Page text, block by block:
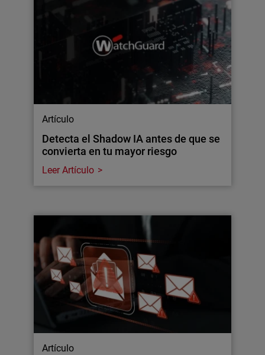
Artículo
Detecta el Shadow IA antes de que se
convierta en tu mayor riesgo
Leer Artículo
Artículo